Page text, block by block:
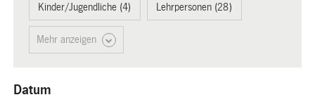
Kinder/Jugendliche (4) Lehrpersonen (28)
Mehr anzeigen
Datum